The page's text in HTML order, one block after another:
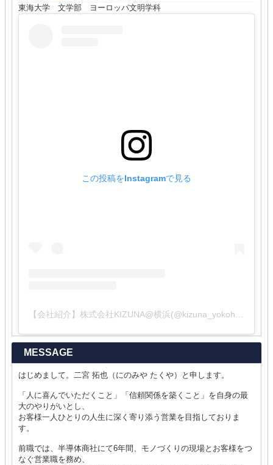
東海大学 文学部 ヨーロッパ文明学科
この投稿をInstagramで見る
【会社紹介】株式会社KIZUNA@横浜(@kizuna_yokohama_home)がシェアした投稿
MESSAGE
はじめまして。二宮 拓也（にのみや たくや）と申します。
「人に喜んでいただくこと」「信頼関係を築くこと」を自身の最
大のやりがいとし、
お客様一人ひとりの人生に深く寄り添う営業を目指しておりま
す。
前職では、半導体商社にて6年間、モノづくりの現場とお客様をつ
なぐ営業職を務め、